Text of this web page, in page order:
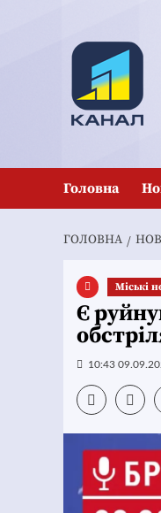
Головна
ГОЛОВНА
Mіські
Є
10:43